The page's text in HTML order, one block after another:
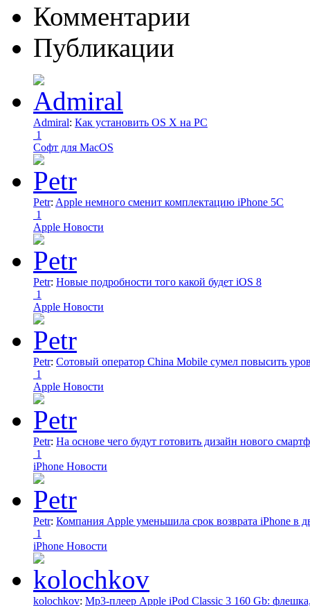
Комментарии
Публикации
Admiral: Как установить OS X на PC
1
Софт для MacOS
Petr: Apple немного сменит комплектацию iPhone 5C
1
Apple Новости
Petr: Новые подробности того какой будет iOS 8
1
Apple Новости
Petr: Сотовый оператор China Mobile сумел повысить
1
Apple Новости
Petr: На основе чего будут готовить дизайн нового
1
iPhone Новости
Petr: Компания Apple уменьшила срок возврата iPhone в
1
iPhone Новости
kolochkov: Mp3-плеер Apple iPod Classic 3 160 Gb: